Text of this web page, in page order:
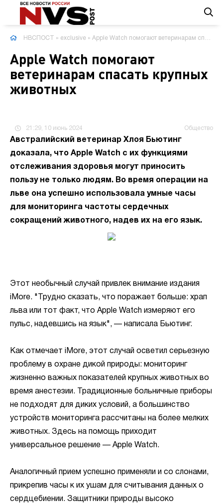
НВСПОСТ » exclusive » Apple Watch помогают ветеринарам спасать крупных животных
Apple Watch помогают
ветеринарам спасать крупных
животных
21:29, 10 июнь 2024 Общество
Австралийский ветеринар Хлоя Бьютинг
доказала, что Apple Watch с их функциями
отслеживания здоровья могут приносить
пользу не только людям. Во время операции на
льве она успешно использовала умные часы
для мониторинга частоты сердечных
сокращений животного, надев их на его язык.
Этот необычный случай привлек внимание издания
iMore. "Трудно сказать, что поражает больше: храп
льва или тот факт, что Apple Watch измеряют его
пульс, надевшись на язык", — написала Бьютинг.
Как отмечает iMore, этот случай осветил серьезную
проблему в охране дикой природы: мониторинг
жизненно важных показателей крупных животных во
время анестезии. Традиционные больничные приборы
не подходят для диких условий, а большинство
устройств мониторинга рассчитаны на более мелких
животных. Здесь на помощь приходит
универсальное решение — Apple Watch.
Аналогичный прием успешно применяли и со слонами,
прикрепив часы к их ушам для считывания данных о
сердцебиении. Защитники природы высоко